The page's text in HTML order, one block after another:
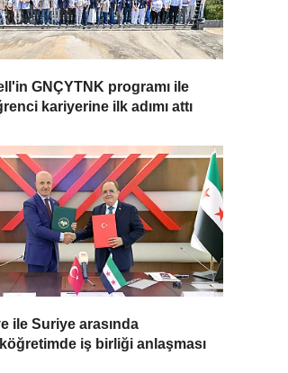
GNÇYTNK programı ile
kariyerine ilk adımı attı
ile Suriye arasında
iş birliği anlaşması